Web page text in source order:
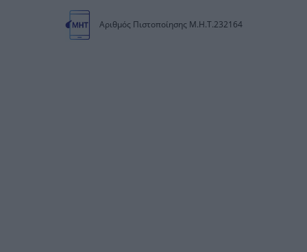
Αριθμός Πιστοποίησης Μ.Η.Τ.232164